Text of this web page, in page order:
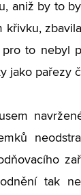
aniž by to
křivku,
pro to nebyl
jako pařezy
tak